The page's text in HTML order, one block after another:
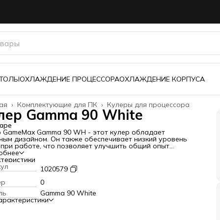
ОХЛАЖДЕНИЕ ПРОЦЕССОРАОХЛАЖДЕНИЕ КОРПУСА
Кулеры для процессора
Комплектующие для ПК ›
›
Gamma 90 White
GameMax Gamma 90 WH - этот кулер обладает
дизайном. Он также обеспечивает низкий уровень
работе, что позволяет улучшить общий опыт
ПК.
характеристики:
- активное
вентиляторов - 1 вентилятор
- Intel LGA1700/1200/115X и AMD AM5/AM4
мощность - 150 Вт
вращения - 1000 ~ 2500 об/мин
поток - 48.8 CFM
1020579
0
Gamma 90 White